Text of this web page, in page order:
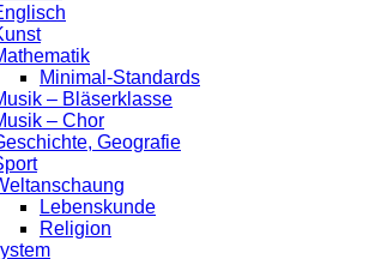
Minimal-Standards
– Bläserklasse
– Chor
Geografie
Lebenskunde
Religion